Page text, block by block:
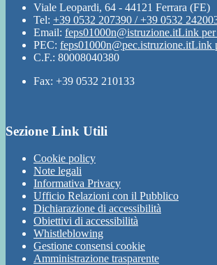
Viale Leopardi, 64 - 44121 Ferrara (FE)
Tel: +39 0532 207390 / +39 0532
Email: feps01000n@istruzione.itLink per
PEC: feps01000n@pec.istruzione.itLink
C.F.: 80008040380
Fax: +39 0532 210133
Sezione Link Utili
Cookie policy
Note legali
Informativa Privacy
Ufficio Relazioni con il Pubblico
Dichiarazione di accessibilità
Obiettivi di accessibilità
Whistleblowing
Gestione consensi cookie
Amministrazione trasparente